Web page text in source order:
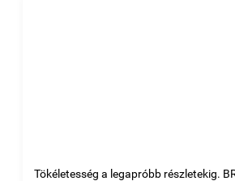
Tökéletesség a legapróbb részletekig.